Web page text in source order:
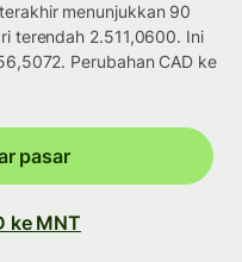
menunjukkan 90
terendah 2.511,0600. Ini
Perubahan CAD ke
pasar
ke MNT